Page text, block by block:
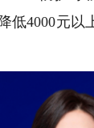
低4000元以